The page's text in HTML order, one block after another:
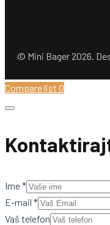
© Mini Bager 2026.
Compare list 0
Ime*
E-mail *
Vaš telefon